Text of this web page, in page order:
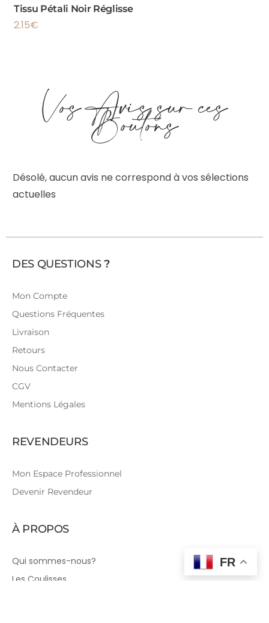
Tissu Pétali Noir Réglisse
2.15€
Vos Avis sur ces
Boutons
Désolé, aucun avis ne correspond à vos sélections
actuelles
DES QUESTIONS?
Mon Compte
Questions Fréquentes
Livraison
Retours
Nous Contacter
CGV
Mentions Légales
REVENDEURS
Mon Espace Professionnel
Devenir Revendeur
À PROPOS
Qui sommes-nous?
Les Coulisses
FR